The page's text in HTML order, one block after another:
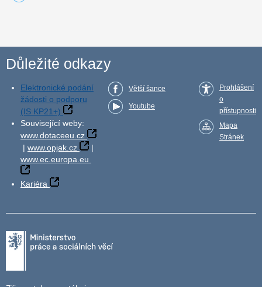
Důležité odkazy
Elektronické podání
žádosti o podporu
(IS KP21+)
Související weby:
www.dotaceeu.cz
| www.opjak.cz
|
www.ec.europa.eu
Kariéra
Větší šance
Youtube
Prohlášení
o
přístupnosti
Mapa
Stránek